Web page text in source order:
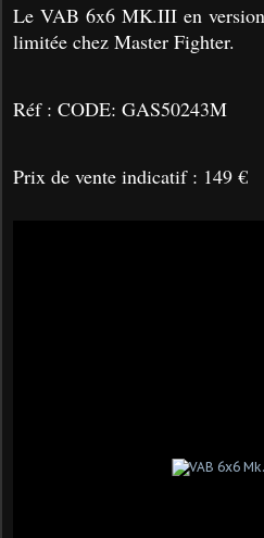
Le VAB 6x6 MK.III en
limitée chez Master Fighter.
Réf : CODE: GAS50243M
Prix de vente indicatif : 149 €